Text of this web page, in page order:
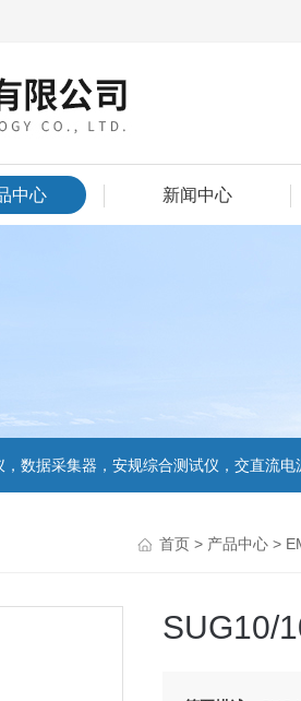
中心 新闻中心
安规综合测试仪，交直流电源，电磁兼容EMC测
首页 > 产品中心 >
SUG10/